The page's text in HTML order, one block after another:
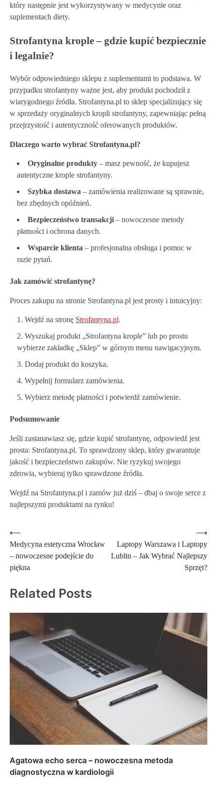
który następnie jest wykorzystywany w medycynie oraz
suplementach diety.
Strofantyna krople – gdzie kupić bezpiecznie
i legalnie?
Wybór odpowiedniego sklepu z suplementami to podstawa. W
przypadku strofantyny ważne jest, aby produkt pochodził z
wiarygodnego źródła. Strofantyna.pl to sklep specjalizujący się
w sprzedaży oryginalnych kropli strofantyny, zapewniając pełną
przejrzystość i autentyczność oferowanych produktów.
Dlaczego warto wybrać Strofantyna.pl?
Oryginalne produkty – masz pewność, że kupujesz
autentyczne krople strofantyny.
Szybka dostawa – zamówienia realizowane są sprawnie,
bez zbędnych opóźnień.
Bezpieczeństwo transakcji – nowoczesne metody
płatności i ochrona danych.
Wsparcie klienta – profesjonalna obsługa i pomoc w
razie pytań.
Jak zamówić strofantynę?
Proces zakupu na stronie Strofantyna.pl jest prosty i intuicyjny:
Wejdź na stronę Strofantyna.pl.
Wyszukaj produkt „Strofantyna krople” lub po prostu
wybierze zakładkę „Sklep” w górnym menu nawigacyjnym.
Dodaj produkt do koszyka.
Wypełnij formularz zamówienia.
Wybierz metodę płatności i potwierdź zamówienie.
Podsumowanie
Jeśli zastanawiasz się, gdzie kupić strofantynę, odpowiedź jest
prosta: Strofantyna.pl. To sprawdzony sklep, który gwarantuje
jakość i bezpieczeństwo zakupów. Nie ryzykuj swojego
zdrowia, wybieraj tylko sprawdzone źródła.
Wejdź na Strofantyna.pl i zamów już dziś – dbaj o swoje serce z
najlepszymi produktami na rynku!
Nawigacja
wpisu
⟵
Medycyna estetyczna Wrocław
– nowoczesne podejście do
piękna
Laptopy Warszawa i Laptopy
Lublin – Jak Wybrać Najlepszy
Sprzęt?
⟶
Related Posts
Agatowa echo serca – nowoczesna metoda
diagnostyczna w kardiologii